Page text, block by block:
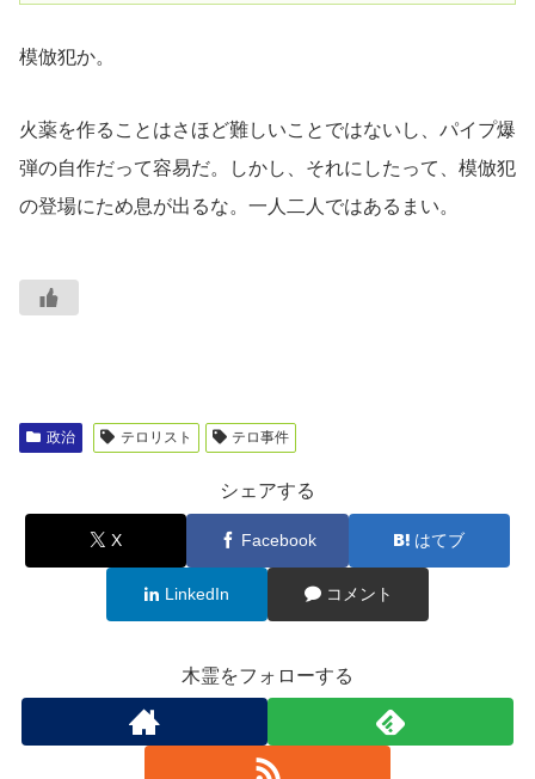
模倣犯か。
火薬を作ることはさほど難しいことではないし、パイプ爆
弾の自作だって容易だ。しかし、それにしたって、模倣犯
の登場にため息が出るな。一人二人ではあるまい。
政治 テロリスト テロ事件
シェアする
X Facebook はてブ
LinkedIn コメント
木霊をフォローする